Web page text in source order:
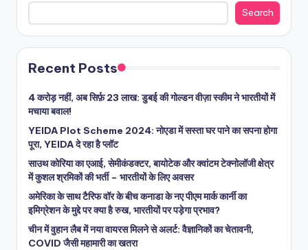
Search
Recent Posts
4 करोड़ नहीं, अब सिर्फ़ 23 लाख: डुबई की गोल्डन वीज़ा स्कीम ने भारतीयों में
मचाया बवाल!
YEIDA Plot Scheme 2024: नोएडा में सस्ता घर पाने का सपना होगा
पूरा, YEIDA दे रहा है प्लॉट
साउथ कोरिया का एआई, सेमीकंडक्टर, बायोटेक और क्वांटम टेक्नोलॉजी क्षेत्र
में कुशल श्रमिकों की भर्ती – भारतीयों के लिए अवसर
अमेरिका के साथ टैरिफ वॉर के बीच कनाडा के नए पीएम मार्क कार्नी का
इमिग्रेशन के मुद्दे पर क्या है रुख, भारतीयों पर पड़ेगा प्रभाव?
चीन में वुहान लैब में नया वायरस मिलने से अलर्ट: वैज्ञानिकों का चेतावनी,
COVID जैसी महामारी का खतरा